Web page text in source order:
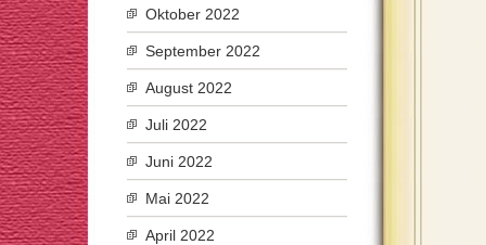
Oktober 2022
September 2022
August 2022
Juli 2022
Juni 2022
Mai 2022
April 2022